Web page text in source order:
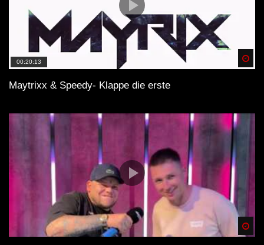
00:20:13
Maytrixx & Speedy- Klappe die erste